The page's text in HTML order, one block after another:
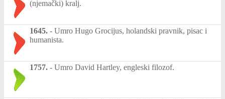
(njemački) kralj.
1645. - Umro Hugo Grocijus, holandski pravnik, pisac i
humanista.
1757. - Umro David Hartley, engleski filozof.